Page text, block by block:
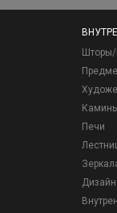
Печи
Дизайн